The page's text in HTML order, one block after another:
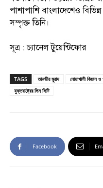
পাশাপাশি বাংলাদেশেও
সম্পৃক্ত তিনি।
সূত্র : চ্যানেল টুয়েন্টিফোর
TAGS তানভীর মুরাদ নোয়াখালী বিজ্ঞান
যুক্তরাষ্ট্রের লিন সিটি
Facebook